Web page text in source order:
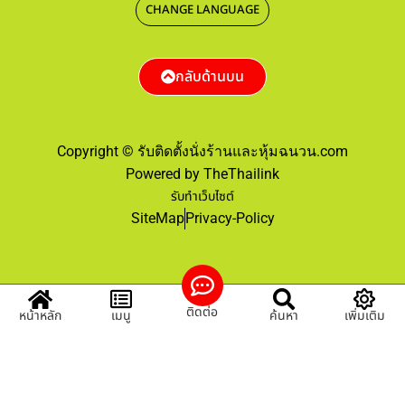
Copyright © รับติดตั้งนั่งร้านและหุ้มฉนวน.com
Powered by TheThailink
รับทำเว็บไซต์
SiteMapPrivacy-Policy
CHANGE LANGUAGE
กลับด้านบน
หน้าหลัก เมนู ติดต่อ ค้นหา เพิ่มเติม